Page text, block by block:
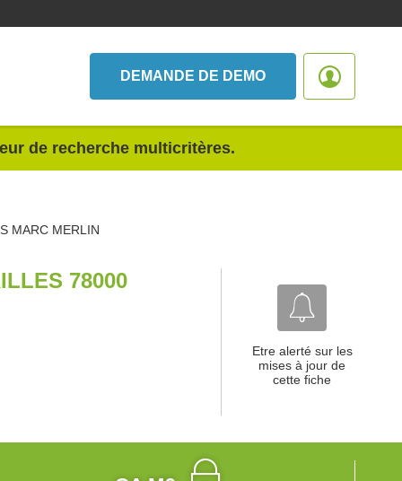
DEMANDE DE DEMO
de recherche multicritères.
MARC MERLIN
78000
Etre alerté sur les
mises à jour de
cette fiche